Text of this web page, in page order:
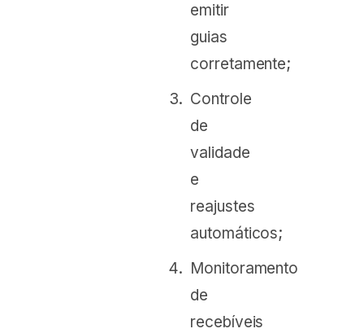
emitir
guias
corretamente;
Controle
de
validade
e
reajustes
automáticos;
Monitoramento
de
recebíveis